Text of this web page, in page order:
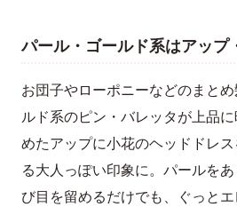
パール・ゴールド系はアップ
お団子やローポニーなどのまと
ルド系のピン・バレッタが上品
めたアップに小花のヘッドドレ
る大人っぽい印象に。パールを
び目を留めるだけでも、ぐっとエ